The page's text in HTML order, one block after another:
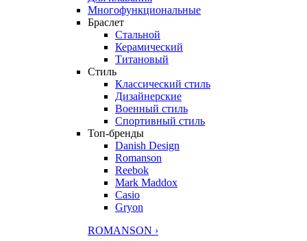
Многофункциональные
Браслет
Стальной
Керамический
Титановый
Стиль
Классический стиль
Дизайнерские
Военный стиль
Спортивный стиль
Топ-бренды
Danish Design
Romanson
Reebok
Mark Maddox
Casio
Gryon
ROMANSON ›